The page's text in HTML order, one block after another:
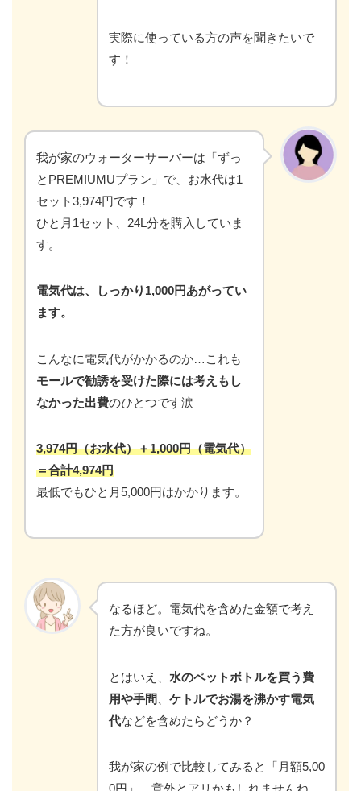
実際に使っている方の声を聞きたいで
す！
我が家のウォーターサーバーは「ずっ
とPREMIUMUプラン」で、お水代は1
セット3,974円です！
ひと月1セット、24L分を購入していま
す。
電気代は、しっかり1,000円あがってい
ます。
こんなに電気代がかかるのか…これも
モールで勧誘を受けた際には考えもし
なかった出費のひとつです涙
3,974円（お水代）＋1,000円（電気代）
＝合計4,974円
最低でもひと月5,000円はかかります。
なるほど。電気代を含めた金額で考え
た方が良いですね。
とはいえ、 水のペットボトルを買う費
用や手間
ケトルでお湯を沸かす電気
代などを含めたらどうか？
我が家の例で比較してみると「月額5,00